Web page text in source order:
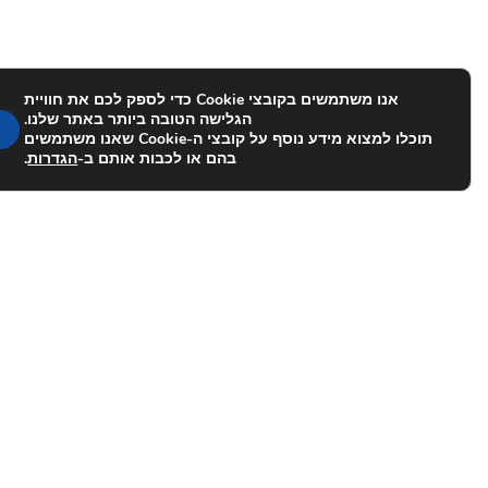
אנו משתמשים בקובצי Cookie כדי לספק לכם את חוויית
הגלישה הטובה ביותר באתר שלנו.
תוכלו למצוא מידע נוסף על קובצי ה-Cookie שאנו משתמשים
בהם או לכבות אותם ב-הגדרות.